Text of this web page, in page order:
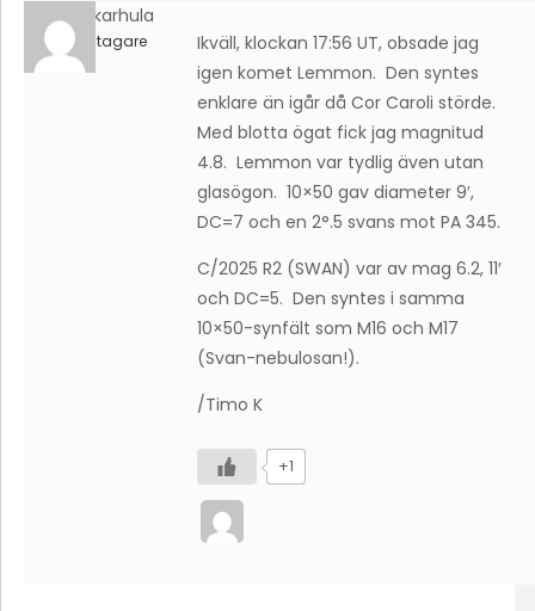
timokarhula
Deltagare
Ikväll, klockan 17:56 UT, obsade jag
igen komet Lemmon. Den syntes
enklare än igår då Cor Caroli störde.
Med blotta ögat fick jag magnitud
4.8. Lemmon var tydlig även utan
glasögon. 10×50 gav diameter 9′,
DC=7 och en 2°.5 svans mot PA 345.
C/2025 R2 (SWAN) var av mag 6.2, 11′
och DC=5. Den syntes i samma
10×50-synfält som M16 och M17
(Svan-nebulosan!).
/Timo K
+1